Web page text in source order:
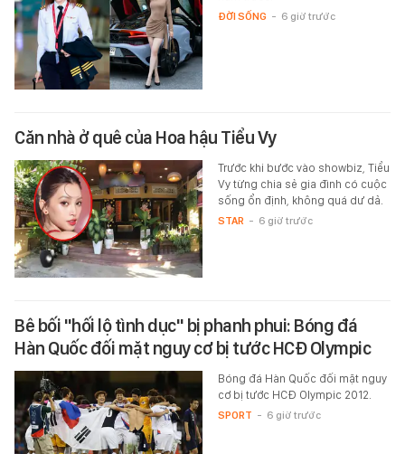
ĐỜI SỐNG - 6 giờ trước
Căn nhà ở quê của Hoa hậu Tiểu Vy
Trước khi bước vào showbiz, Tiểu
Vy từng chia sẻ gia đình có cuộc
sống ổn định, không quá dư dả.
STAR - 6 giờ trước
Bê bối "hối lộ tình dục" bị phanh phui: Bóng đá
Hàn Quốc đối mặt nguy cơ bị tước HCĐ Olympic
Bóng đá Hàn Quốc đối mặt nguy
cơ bị tước HCĐ Olympic 2012.
SPORT - 6 giờ trước